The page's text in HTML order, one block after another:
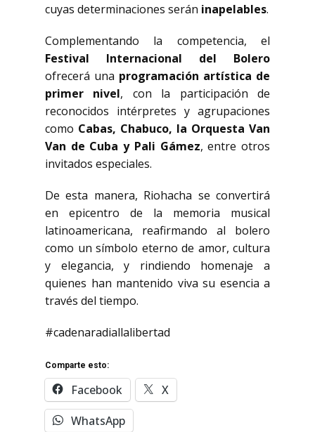
cuyas determinaciones serán inapelables.
Complementando la competencia, el
Festival Internacional del Bolero
ofrecerá una programación artística de
primer nivel, con la participación de
reconocidos intérpretes y agrupaciones
como Cabas, Chabuco, la Orquesta Van
Van de Cuba y Pali Gámez, entre otros
invitados especiales.
De esta manera, Riohacha se convertirá
en epicentro de la memoria musical
latinoamericana, reafirmando al bolero
como un símbolo eterno de amor, cultura
y elegancia, y rindiendo homenaje a
quienes han mantenido viva su esencia a
través del tiempo.
#cadenaradiallalibertad
Comparte esto:
Facebook
X
WhatsApp